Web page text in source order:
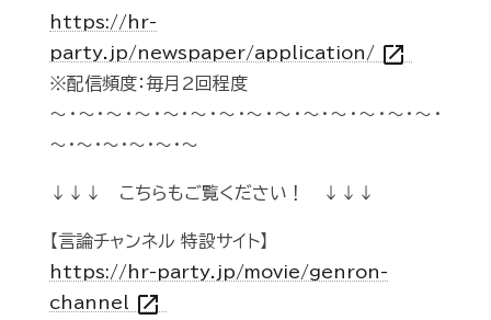
https://hr-
party.jp/newspaper/application/ open_in_new
※配信頻度：毎月2回程度
～・～・～・～・～・～・～・～・～・～・～・～・～・～・
～・～・～・～・～・～
↓↓↓ こちらもご覧ください！ ↓↓↓
【言論チャンネル 特設サイト】
https://hr-party.jp/movie/genron-
channel open_in_new